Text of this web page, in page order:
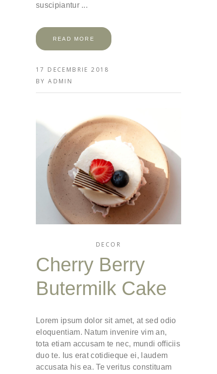
suscipiantur
READ MORE
17 DECEMBRIE 2018
BYADMIN
DECOR
Cherry Berry
Butermilk Cake
Lorem ipsum dolor sit amet, at sed odio
eloquentiam. Natum invenire vim an,
tota etiam accusam te nec, mundi officiis
duo te. Ius erat cotidieque ei, laudem
accusata his ea. Te veritus constituam